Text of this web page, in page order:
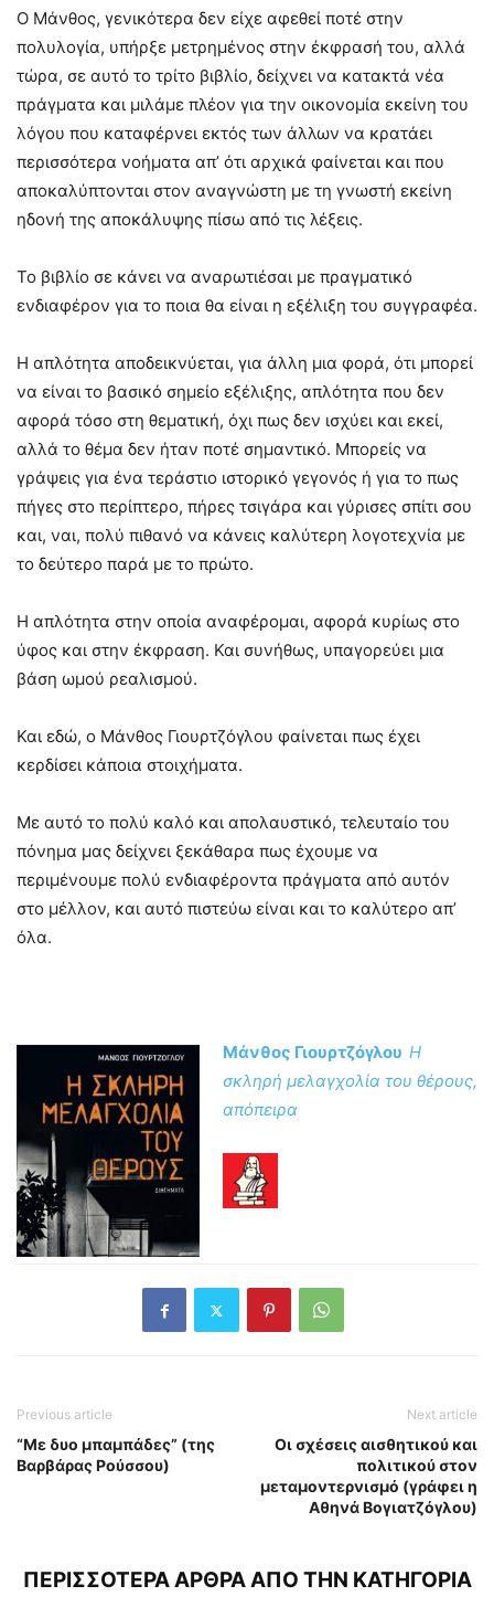
Ο Μάνθος, γενικότερα δεν είχε αφεθεί ποτέ στην
πολυλογία, υπήρξε μετρημένος στην έκφρασή του, αλλά
τώρα, σε αυτό το τρίτο βιβλίο, δείχνει να κατακτά νέα
πράγματα και μιλάμε πλέον για την οικονομία εκείνη του
λόγου που καταφέρνει εκτός των άλλων να κρατάει
περισσότερα νοήματα απ’ ότι αρχικά φαίνεται και που
αποκαλύπτονται στον αναγνώστη με τη γνωστή εκείνη
ηδονή της αποκάλυψης πίσω από τις λέξεις.
Το βιβλίο σε κάνει να αναρωτιέσαι με πραγματικό
ενδιαφέρον για το ποια θα είναι η εξέλιξη του συγγραφέα.
Η απλότητα αποδεικνύεται, για άλλη μια φορά, ότι μπορεί
να είναι το βασικό σημείο εξέλιξης, απλότητα που δεν
αφορά τόσο στη θεματική, όχι πως δεν ισχύει και εκεί,
αλλά το θέμα δεν ήταν ποτέ σημαντικό. Μπορείς να
γράψεις για ένα τεράστιο ιστορικό γεγονός ή για το πως
πήγες στο περίπτερο, πήρες τσιγάρα και γύρισες σπίτι σου
και, ναι, πολύ πιθανό να κάνεις καλύτερη λογοτεχνία με
το δεύτερο παρά με το πρώτο.
Η απλότητα στην οποία αναφέρομαι, αφορά κυρίως στο
ύφος και στην έκφραση. Και συνήθως, υπαγορεύει μια
βάση ωμού ρεαλισμού.
Και εδώ, ο Μάνθος Γιουρτζόγλου φαίνεται πως έχει
κερδίσει κάποια στοιχήματα.
Με αυτό το πολύ καλό και απολαυστικό, τελευταίο του
πόνημα μας δείχνει ξεκάθαρα πως έχουμε να
περιμένουμε πολύ ενδιαφέροντα πράγματα από αυτόν
στο μέλλον, και αυτό πιστεύω είναι και το καλύτερο απ’
όλα.
Μάνθος Γιουρτζόγλου Η
σκληρή μελαγχολία του θέρους,
απόπειρα
Previous article
“Με δυο μπαμπάδες” (της
Βαρβάρας Ρούσσου)
Next article
Οι σχέσεις αισθητικού και
πολιτικού στον
μεταμοντερνισμό (γράφει η
Αθηνά Βογιατζόγλου)
ΠΕΡΙΣΣΟΤΕΡΑ ΑΡΘΡΑ ΑΠΟ ΤΗΝ ΚΑΤΗΓΟΡΙΑ